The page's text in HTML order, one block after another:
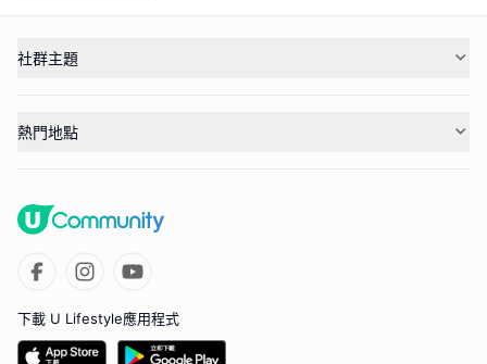
社群主題
熱門地點
下載 U Lifestyle應用程式